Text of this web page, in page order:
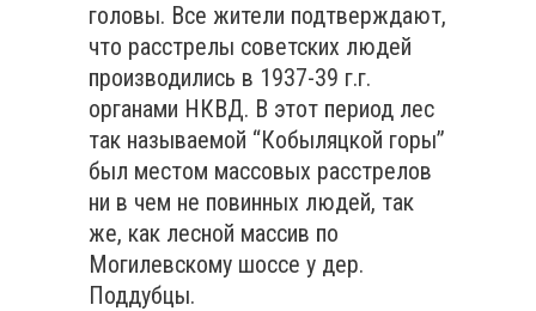
головы. Все жители подтверждают,
что расстрелы советских людей
производились в 1937-39 г.г.
органами НКВД. В этот период лес
так называемой “Кобыляцкой горы”
был местом массовых расстрелов
ни в чем не повинных людей, так
же, как лесной массив по
Могилевскому шоссе у дер.
Поддубцы.